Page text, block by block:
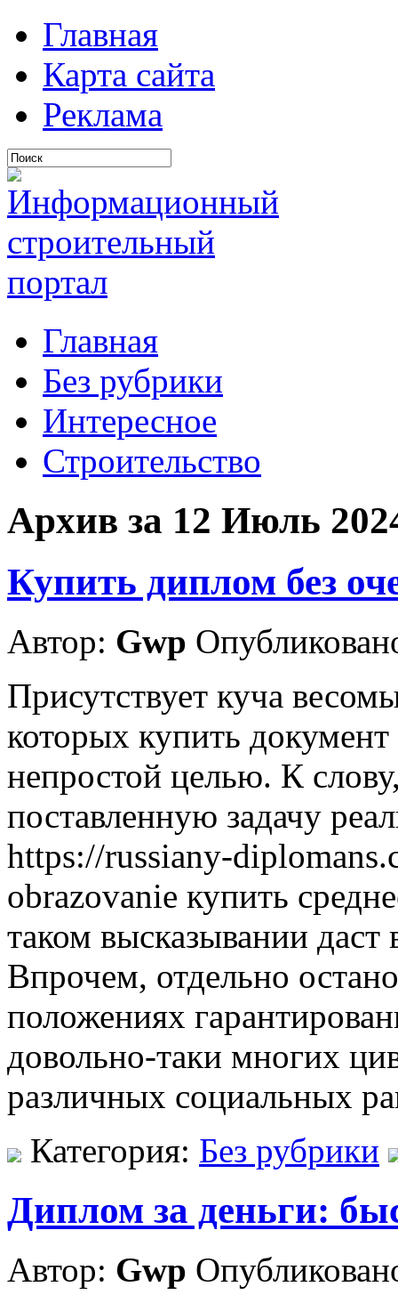
Главная
Карта сайта
Реклама
Главная
Без рубрики
Интересное
Строительство
Архив за 12 Июль
Купить диплом без
Автор: Gwp
Присутствует куча
которых купить
непростой целью. К
поставленную задачу
https://russiany-
obrazovanie купить
таком высказывании
Впрочем, отдельно
положениях
довольно-таки многих
различных социальных
Категория: Без рубрики
Диплом за деньги:
Автор: Gwp